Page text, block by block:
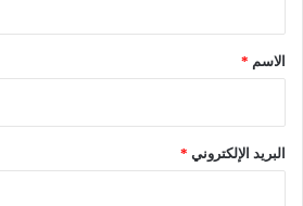
أ
ر
*الاسم *
البريد الإلكتروني *